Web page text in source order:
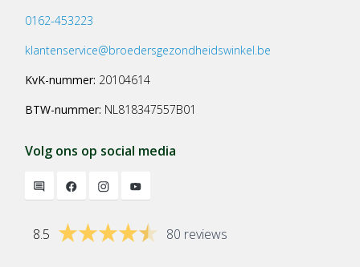
0162-453223
klantenservice@broedersgezondheidswinkel.be
KvK-nummer: 20104614
BTW-nummer: NL818347557B01
Volg ons op social media
8.5 80 reviews